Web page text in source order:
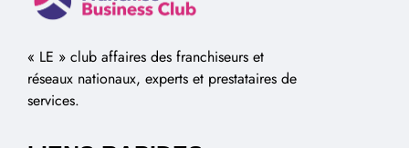
« LE » club affaires des franchiseurs et
réseaux nationaux, experts et prestataires de
services.